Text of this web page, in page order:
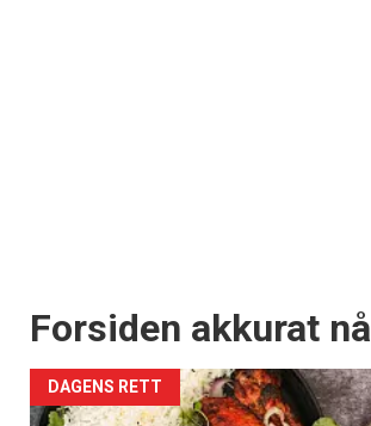
Forsiden akkurat nå
DAGENS RETT